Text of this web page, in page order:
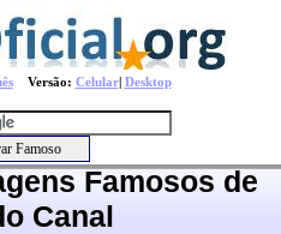
Versão: Celular| Desktop
Famosos de
Canal